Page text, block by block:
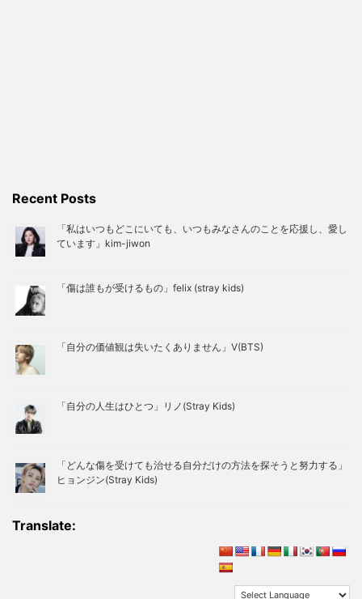
Recent Posts
「私はいつもどこにいても、いつもみなさんのことを応援し、愛し
ています」kim-jiwon
「傷は誰もが受けるもの」felix (stray kids)
「自分の価値観は失いたくありません」V(BTS)
「自分の人生はひとつ」リノ(Stray Kids)
「どんな傷を受けても治せる自分だけの方法を探そうと努力する」
ヒョンジン(Stray Kids)
Translate: